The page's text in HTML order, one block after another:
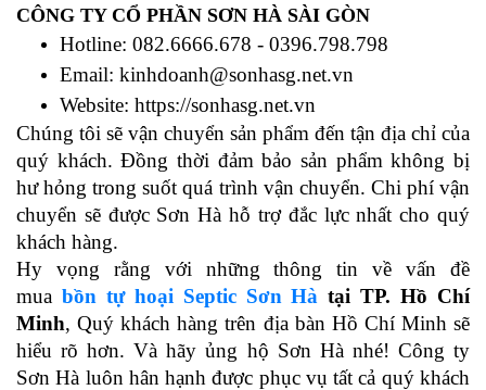
CÔNG TY CỔ PHẦN SƠN HÀ SÀI GÒN
Hotline: 082.6666.678 - 0396.798.798
Email: kinhdoanh@sonhasg.net.vn
Website: https://sonhasg.net.vn
Chúng tôi sẽ vận chuyển sản phẩm đến tận địa chỉ của
quý khách. Đồng thời đảm bảo sản phẩm không bị
hư hỏng trong suốt quá trình vận chuyển. Chi phí vận
chuyển sẽ được Sơn Hà hỗ trợ đắc lực nhất cho quý
khách hàng.
Hy vọng rằng với những thông tin về vấn đề
mua bồn tự hoại Septic Sơn Hà tại TP. Hồ Chí
Minh, Quý khách hàng trên địa bàn Hồ Chí Minh sẽ
hiểu rõ hơn. Và hãy ủng hộ Sơn Hà nhé! Công ty
Sơn Hà luôn hân hạnh được phục vụ tất cả quý khách